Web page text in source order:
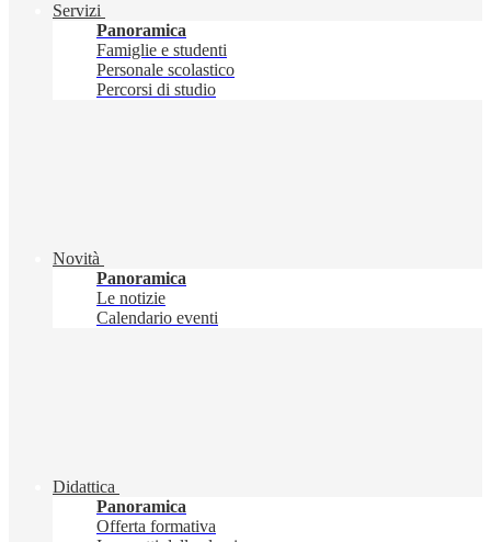
Servizi
Panoramica
Famiglie e studenti
Personale scolastico
Percorsi di studio
Novità
Panoramica
Le notizie
Calendario eventi
Didattica
Panoramica
Offerta formativa